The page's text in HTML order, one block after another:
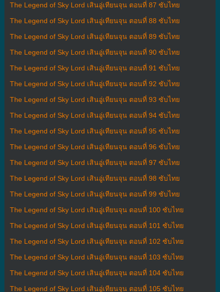
The Legend of Sky Lord เสินอู่เทียนจุน ตอนที่ 87 ซับไทย
The Legend of Sky Lord เสินอู่เทียนจุน ตอนที่ 88 ซับไทย
The Legend of Sky Lord เสินอู่เทียนจุน ตอนที่ 89 ซับไทย
The Legend of Sky Lord เสินอู่เทียนจุน ตอนที่ 90 ซับไทย
The Legend of Sky Lord เสินอู่เทียนจุน ตอนที่ 91 ซับไทย
The Legend of Sky Lord เสินอู่เทียนจุน ตอนที่ 92 ซับไทย
The Legend of Sky Lord เสินอู่เทียนจุน ตอนที่ 93 ซับไทย
The Legend of Sky Lord เสินอู่เทียนจุน ตอนที่ 94 ซับไทย
The Legend of Sky Lord เสินอู่เทียนจุน ตอนที่ 95 ซับไทย
The Legend of Sky Lord เสินอู่เทียนจุน ตอนที่ 96 ซับไทย
The Legend of Sky Lord เสินอู่เทียนจุน ตอนที่ 97 ซับไทย
The Legend of Sky Lord เสินอู่เทียนจุน ตอนที่ 98 ซับไทย
The Legend of Sky Lord เสินอู่เทียนจุน ตอนที่ 99 ซับไทย
The Legend of Sky Lord เสินอู่เทียนจุน ตอนที่ 100 ซับไทย
The Legend of Sky Lord เสินอู่เทียนจุน ตอนที่ 101 ซับไทย
The Legend of Sky Lord เสินอู่เทียนจุน ตอนที่ 102 ซับไทย
The Legend of Sky Lord เสินอู่เทียนจุน ตอนที่ 103 ซับไทย
The Legend of Sky Lord เสินอู่เทียนจุน ตอนที่ 104 ซับไทย
The Legend of Sky Lord เสินอู่เทียนจุน ตอนที่ 105 ซับไทย